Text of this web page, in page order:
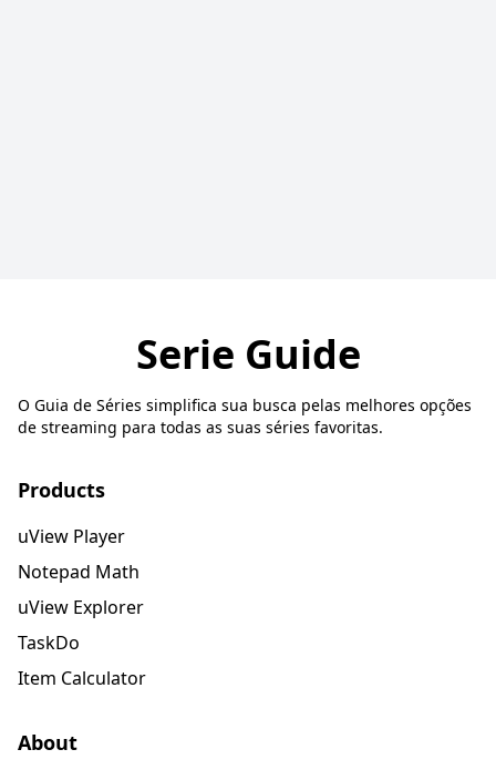
Serie Guide
O Guia de Séries simplifica sua busca pelas melhores opções
de streaming para todas as suas séries favoritas.
Products
uView Player
Notepad Math
uView Explorer
TaskDo
Item Calculator
About